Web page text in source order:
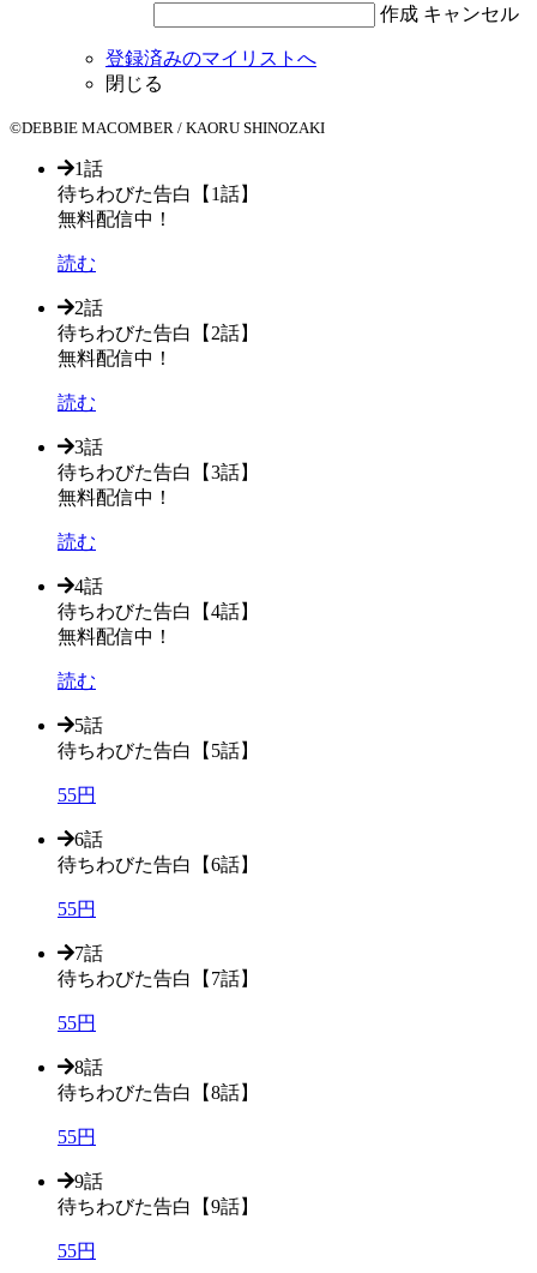
作成 キャンセル
登録済みのマイリストへ
閉じる
©DEBBIE MACOMBER / KAORU SHINOZAKI
1話
待ちわびた告白【1話】
無料配信中！
読む
2話
待ちわびた告白【2話】
無料配信中！
読む
3話
待ちわびた告白【3話】
無料配信中！
読む
4話
待ちわびた告白【4話】
無料配信中！
読む
5話
待ちわびた告白【5話】
55円
6話
待ちわびた告白【6話】
55円
7話
待ちわびた告白【7話】
55円
8話
待ちわびた告白【8話】
55円
9話
待ちわびた告白【9話】
55円